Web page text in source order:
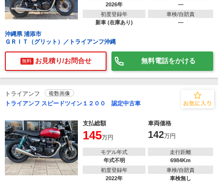
2026年
―
初度登録年
新車 (在庫あり)
車検/自賠責
―
沖縄県 浦添市
ＧＲＩＴ（グリット）／トライアンフ沖縄
無料 お見積り/お問合せ 無料電話をかける
トライアンフ 複数画像
トライアンフ スピードツイン１２００ 認定中古車
支払総額 車両価格
145万円 142万円
モデル年式
年式不明
走行距離
6984Km
初度登録年
2022年
車検/自賠責
車検無し